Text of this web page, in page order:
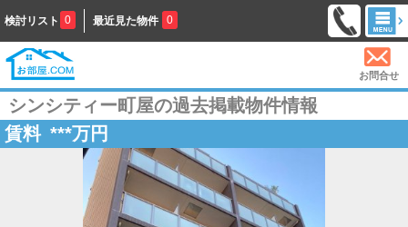
検討リスト 0 最近見た物件 0
お問合せ
シンシティー町屋の過去掲載物件情報
賃料 ***万円